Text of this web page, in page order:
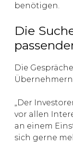
benötigen.
Die
Die
„Der
vor allen
an einem
sich gerne